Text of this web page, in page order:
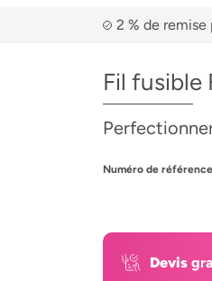
2 % de
Fil fusible
Numéro de
Devis